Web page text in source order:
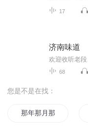
17
济南味道
68
您是不是在找：
那年那月那时节